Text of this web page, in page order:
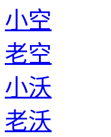
小空
老空
小沃
老沃